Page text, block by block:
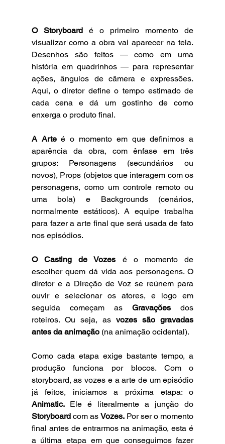
O Storyboard é o primeiro momento de
visualizar como a obra vai aparecer na tela.
Desenhos são feitos — como em uma
história em quadrinhos — para representar
ações, ângulos de câmera e expressões.
Aqui, o diretor define o tempo estimado de
cada cena e dá um gostinho de como
enxerga o produto final.
A Arte é o momento em que definimos a
aparência da obra, com ênfase em três
grupos: Personagens (secundários ou
novos), Props (objetos que interagem com os
personagens, como um controle remoto ou
uma bola) e Backgrounds (cenários,
normalmente estáticos). A equipe trabalha
para fazer a arte final que será usada de fato
nos episódios.
O Casting de Vozes é o momento de
escolher quem dá vida aos personagens. O
diretor e a Direção de Voz se reúnem para
ouvir e selecionar os atores, e logo em
seguida começam as Gravações dos
roteiros. Ou seja, as vozes são gravadas
antes da animação (na animação ocidental).
Como cada etapa exige bastante tempo, a
produção funciona por blocos. Com o
storyboard, as vozes e a arte de um episódio
Animatic.
Storyboard com as Vozes. Por ser o momento
final antes de entrarmos na animação, esta é
a última etapa em que conseguimos fazer